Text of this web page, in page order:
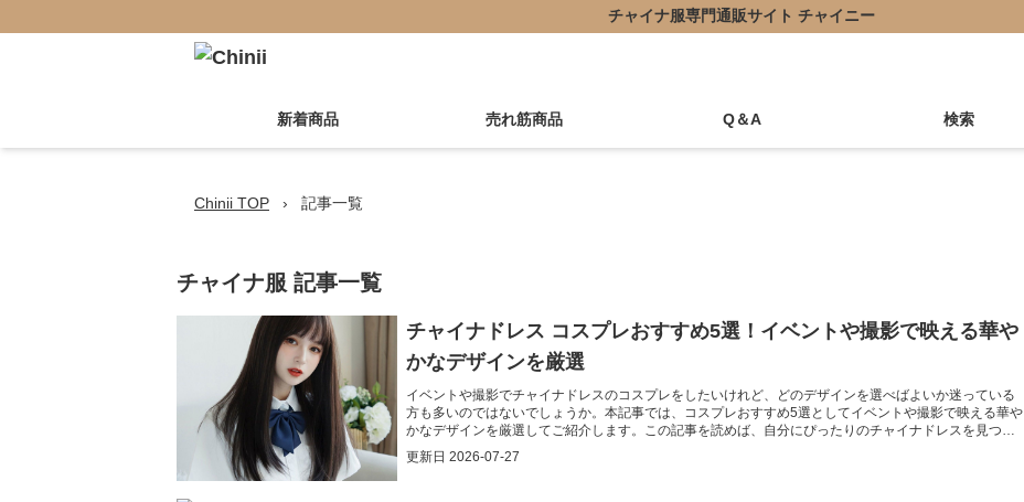
チャイナ服専門通販サイト チャイニー
新着商品 売れ筋商品 Q＆A 検索
Chinii TOP › 記事一覧
チャイナ服 記事一覧
チャイナドレス コスプレおすすめ5選！イベントや撮影で映える華や
かなデザインを厳選
イベントや撮影でチャイナドレスのコスプレをしたいけれど、どのデザインを選べばよいか迷っている
方も多いのではないでしょうか。本記事では、コスプレおすすめ5選としてイベントや撮影で映える華や
かなデザインを厳選してご紹介します。この記事を読めば、自分にぴったりのチャイナドレスを見つけ
ることができます。
更新日 2026-07-27